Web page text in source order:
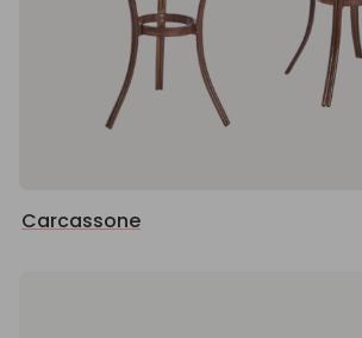
Carcassone